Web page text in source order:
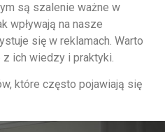
są szalenie ważne w
wpływają na nasze
się w reklamach. Warto
ich wiedzy i praktyki.
które często pojawiają się